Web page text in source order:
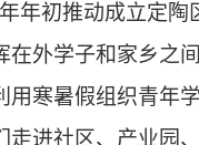
初推动成立定陶
在外学子和家乡之
用寒暑假组织青年
走进社区、产业园